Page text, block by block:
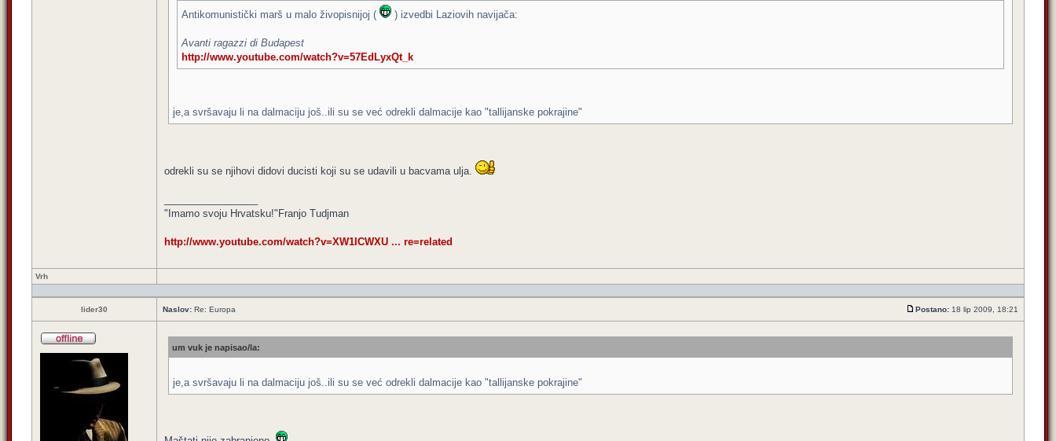
Antikomunistički marš u malo živopisnijoj ( ) izvedbi Laziovih navijača:
Avanti ragazzi di Budapest
http://www.youtube.com/watch?v=57EdLyxQt_k
je,a svršavaju li na dalmaciju još..ili su se već odrekli dalmacije kao "tallijanske pokrajine"
odrekli su se njihovi didovi ducisti koji su se udavili u bacvama ulja.
"Imamo svoju Hrvatsku!"Franjo Tudjman
http://www.youtube.com/watch?v=XW1ICWXU ... re=related
Vrh
lider30 Naslov: Re: Europa Postano: 18 lip 2009, 18:21
um vuk je napisao/la:
je,a svršavaju li na dalmaciju još..ili su se već odrekli dalmacije kao "tallijanske pokrajine"